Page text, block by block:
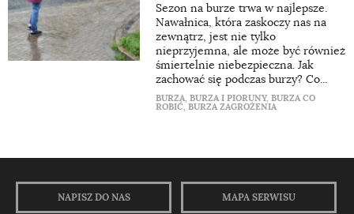
Sezon na burze trwa w najlepsze.
Nawałnica, która zaskoczy nas na
zewnątrz, jest nie tylko
nieprzyjemna, ale może być również
śmiertelnie niebezpieczna. Jak
zachować się podczas burzy? Co...
BURZA, BURZA I PIORUNY, BURZA CO
ROBIĆ, BURZA ZAGROŻENIA
NAPISZ DO NAS MAPA SERWISU